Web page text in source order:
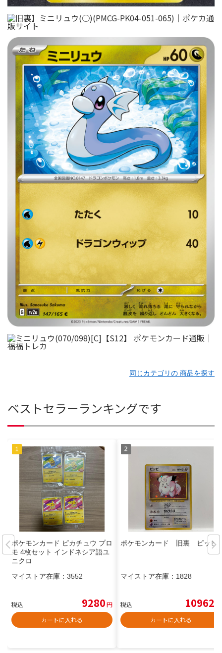
同じカテゴリの 商品を探す
ベストセラーランキングです
ポケモンカード ピカチュウ プロ
モ 4枚セット インドネシア語ユ
ニクロ
マイストア在庫： 3552
税込 9280円
カートに入れる
ポケモンカード 旧裏 ピッピ
マイストア在庫： 1828
税込 10962
カートに入れる